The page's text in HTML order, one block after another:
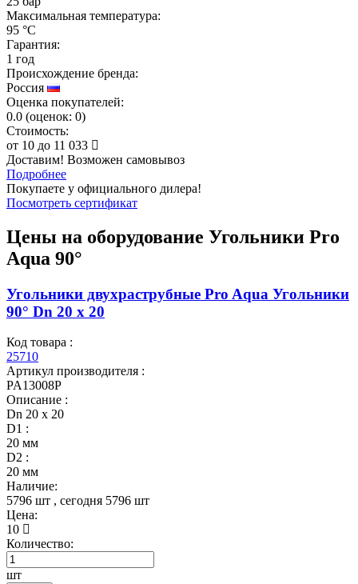
Максимальная температура:
95 °C
Гарантия:
1 год
Происхождение бренда:
Россия
Оценка покупателей:
0.0 (оценок: 0)
Стоимость:
от 10 до 11 033
Доставим! Возможен самовывоз
Подробнее
Покупаете у официального дилера!
Посмотреть сертификат
Цены на оборудование Угольники Pro
Aqua 90°
Угольники двухраструбные Pro Aqua Угольники
90° Dn 20 х 20
Код товара :
25710
Артикул производителя :
PA13008P
Описание :
Dn 20 х 20
D1 :
20 мм
D2 :
20 мм
Наличие:
5796 шт , сегодня 5796 шт
Цена:
10
Количество:
шт